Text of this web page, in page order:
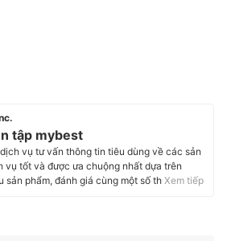
tập mybest
vụ tư vấn thông tin tiêu dùng về các sản
vụ tốt và được ưa chuộng nhất dựa trên
sản phẩm, đánh giá cùng một số thựcXem tiếp